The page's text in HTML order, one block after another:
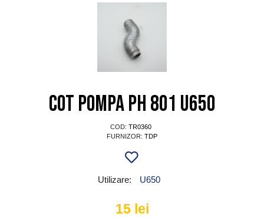
Cot pompa PH 801 U650
COD: TR0360
FURNIZOR: TDP
Utilizare: U650
15 lei